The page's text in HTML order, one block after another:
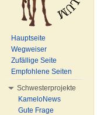
Hauptseite
Wegweiser
Zufällige Seite
Empfohlene Seiten
Schwesterprojekte
KameloNews
Gute Frage